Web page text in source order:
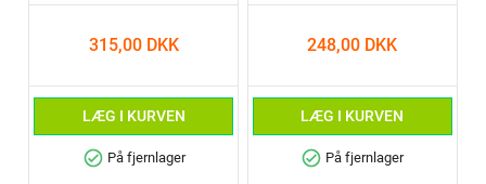
315,00 DKK
LÆG I KURVEN
check_circle På fjernlager
248,00 DKK
LÆG I KURVEN
check_circle På fjernlager